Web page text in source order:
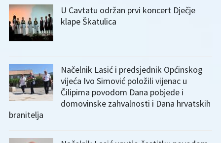
U Cavtatu održan prvi koncert Dječje
klape Škatulica
Načelnik Lasić i predsjednik Općinskog
vijeća Ivo Simović položili vijenac u
Čilipima povodom Dana pobjede i
domovinske zahvalnosti i Dana hrvatskih
branitelja